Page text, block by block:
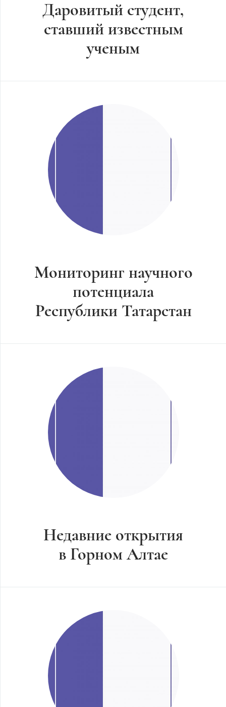
Даровитый студент,
ставший известным
ученым
Мониторинг научного
потенциала
Республики Татарстан
Недавние открытия
в Горном Алтае